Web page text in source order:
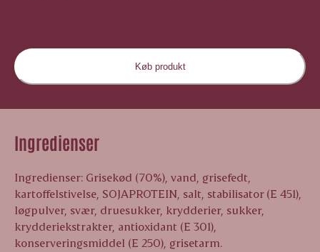
Køb produkt
Ingredienser
Ingredienser: Grisekød (70%), vand, grisefedt,
kartoffelstivelse, SOJAPROTEIN, salt, stabilisator (E 451),
løgpulver, svær, druesukker, krydderier, sukker,
krydderiekstrakter, antioxidant (E 301),
konserveringsmiddel (E 250), grisetarm.